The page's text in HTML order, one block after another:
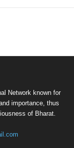
Network known for
importance, thus
of Bharat.